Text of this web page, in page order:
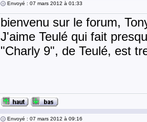
Envoyé : 07 mars 2012 à 01:33
bienvenu sur le forum,
J'aime Teulé qui fait
"Charly 9", de Teulé, est
Envoyé : 07 mars 2012 à 09:16